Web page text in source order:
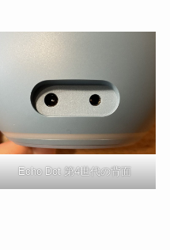
Echo Dot 第4世代の背面